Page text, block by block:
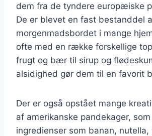
dem fra de tyndere europæiske
De er blevet en fast bestanddel
morgenmadsbordet i mange
ofte med en række forskellige
frugt og bær til sirup og
alsidighed gør dem til en favorit
Der er også opstået mange
af amerikanske pandekager,
ingredienser som banan,